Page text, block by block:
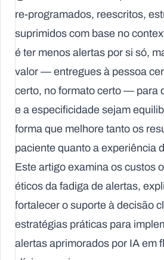
re-programados, reescritos,
suprimidos com base no
é ter menos alertas por si só,
valor — entregues à pessoa
certo, no formato certo — para
e a especificidade sejam
forma que melhore tanto os
paciente quanto a experiência
Este artigo examina os custos
éticos da fadiga de alertas,
fortalecer o suporte à decisão
estratégias práticas para
alertas aprimorados por IA em